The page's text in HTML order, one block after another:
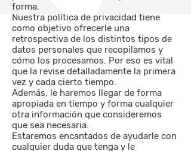
forma.
Nuestra política de privacidad tiene
como objetivo ofrecerle una
retrospectiva de los distintos tipos de
datos personales que recopilamos y
cómo los procesamos. Por eso es vital
que la revise detalladamente la primera
vez y cada cierto tiempo.
Además, le haremos llegar de forma
apropiada en tiempo y forma cualquier
otra información que consideremos
que sea necesaria.
Estaremos encantados de ayudarle con
cualquier duda que tenga y le